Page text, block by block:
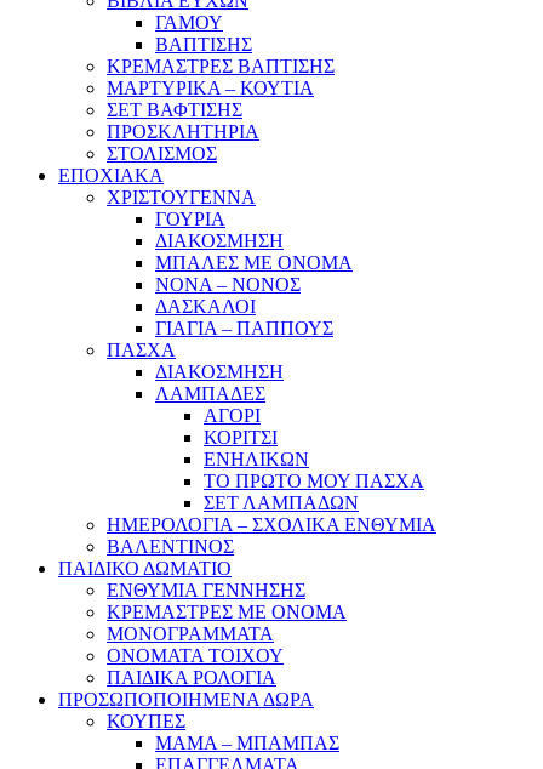
ΓΑΜΟΥ
ΒΑΠΤΙΣΗΣ
ΚΡΕΜΑΣΤΡΕΣ ΒΑΠΤΙΣΗΣ
ΜΑΡΤΥΡΙΚΑ – ΚΟΥΤΙΑ
ΣΕΤ ΒΑΦΤΙΣΗΣ
ΠΡΟΣΚΛΗΤΗΡΙΑ
ΣΤΟΛΙΣΜΟΣ
ΕΠΟΧΙΑΚΑ
ΧΡΙΣΤΟΥΓΕΝΝΑ
ΓΟΥΡΙΑ
ΔΙΑΚΟΣΜΗΣΗ
ΜΠΑΛΕΣ ΜΕ ΟΝΟΜΑ
ΝΟΝΑ – ΝΟΝΟΣ
ΔΑΣΚΑΛΟΙ
ΓΙΑΓΙΑ – ΠΑΠΠΟΥΣ
ΠΑΣΧΑ
ΔΙΑΚΟΣΜΗΣΗ
ΛΑΜΠΑΔΕΣ
ΑΓΟΡΙ
ΚΟΡΙΤΣΙ
ΕΝΗΛΙΚΩΝ
ΤΟ ΠΡΩΤΟ ΜΟΥ ΠΑΣΧΑ
ΣΕΤ ΛΑΜΠΑΔΩΝ
ΗΜΕΡΟΛΟΓΙΑ – ΣΧΟΛΙΚΑ ΕΝΘΥΜΙΑ
ΒΑΛΕΝΤΙΝΟΣ
ΠΑΙΔΙΚΟ ΔΩΜΑΤΙΟ
ΕΝΘΥΜΙΑ ΓΕΝΝΗΣΗΣ
ΚΡΕΜΑΣΤΡΕΣ ΜΕ ΟΝΟΜΑ
ΜΟΝΟΓΡΑΜΜΑΤΑ
ΟΝΟΜΑΤΑ ΤΟΙΧΟΥ
ΠΑΙΔΙΚΑ ΡΟΛΟΓΙΑ
ΠΡΟΣΩΠΟΠΟΙΗΜΕΝΑ ΔΩΡΑ
ΚΟΥΠΕΣ
ΜΑΜΑ – ΜΠΑΜΠΑΣ
ΕΠΑΓΓΕΛΜΑΤΑ